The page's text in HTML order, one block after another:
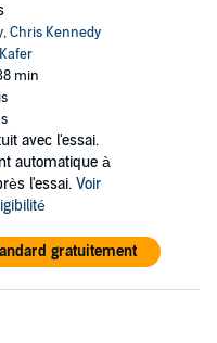
with hosts, enhancing their
is, finding a viable
Humanity.
an alien civil war between
be our allies…and those
Publications
,Chris Kennedy
min
avec l'essai.
automatique à
l'essai. Voir
gratuitement